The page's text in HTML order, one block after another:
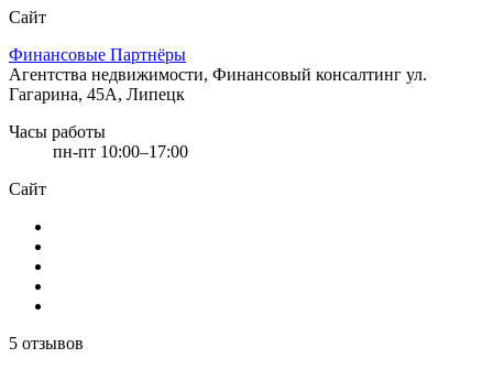
Сайт
Финансовые Партнёры
Агентства недвижимости, Финансовый консалтинг ул.
Гагарина, 45А, Липецк
Часы работы
пн-пт 10:00–17:00
Сайт
5 отзывов